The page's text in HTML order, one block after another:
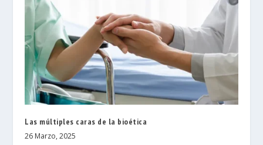
Las múltiples caras de la bioética
26 Marzo, 2025